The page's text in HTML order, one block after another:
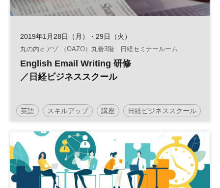
2019年1月28日（月）・29日（火）
丸の内オアゾ （OAZO）丸善3階 日経セミナールーム
English Email Writing 研修
／日経ビジネススクール
英語 スキルアップ 講座 日経ビジネススクール